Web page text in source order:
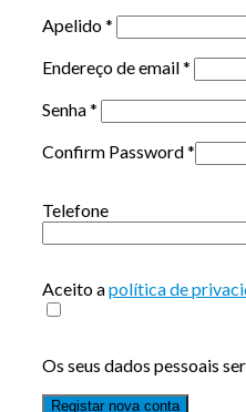
Apelido*
Endereço de email*
Senha*
Confirm Password*
Telefone
Aceito apolítica de
Os seus dados pessoais
Registar nova conta